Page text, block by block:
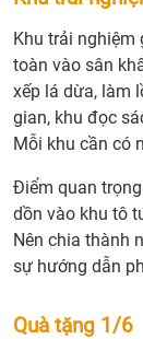
Khu trải nghiệm
toàn vào sân
xếp lá dừa, làm
gian, khu đọc
Mỗi khu cần có
Điểm quan
dồn vào khu tô
Nên chia thành
sự hướng dẫn
Quà tặng 1/6